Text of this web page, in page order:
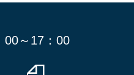
～17：00